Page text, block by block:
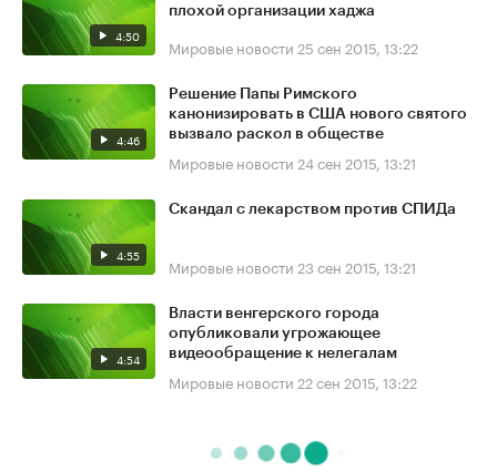
4:50
плохой организации хаджа
Мировые новости 25 сен 2015, 13:22
4:46
Решение Папы Римского
канонизировать в США нового святого
вызвало раскол в обществе
Мировые новости 24 сен 2015, 13:21
4:55
Скандал с лекарством против СПИДа
Мировые новости 23 сен 2015, 13:21
4:54
Власти венгерского города
опубликовали угрожающее
видеообращение к нелегалам
Мировые новости 22 сен 2015, 13:22